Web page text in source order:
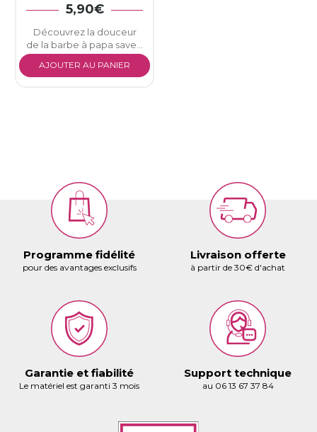
5,90€
Découvrez la douceur
de la barbe à papa save...
AJOUTER AU PANIER
Programme fidélité
pour des avantages exclusifs
Livraison offerte
à partir de 30€ d'achat
Garantie et fiabilité
Le matériel est garanti 3 mois
Support technique
au 06 13 67 37 84